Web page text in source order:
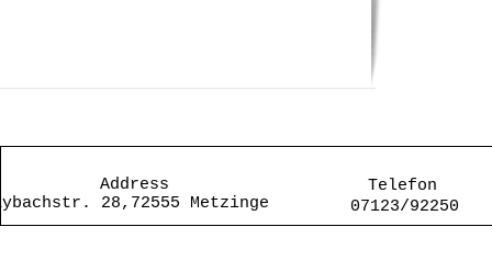
Address
28,72555 Metzingen
Telefon
07123/92250